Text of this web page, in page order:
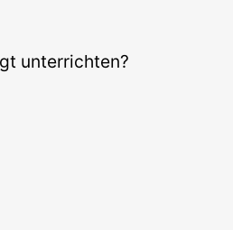
unterrichten?